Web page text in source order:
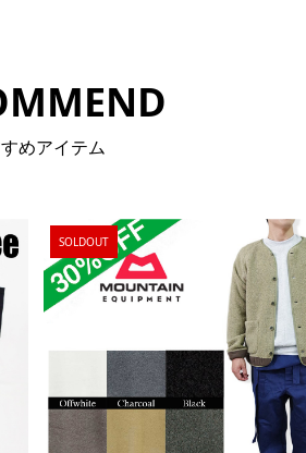
めアイテム
SOLDOUT